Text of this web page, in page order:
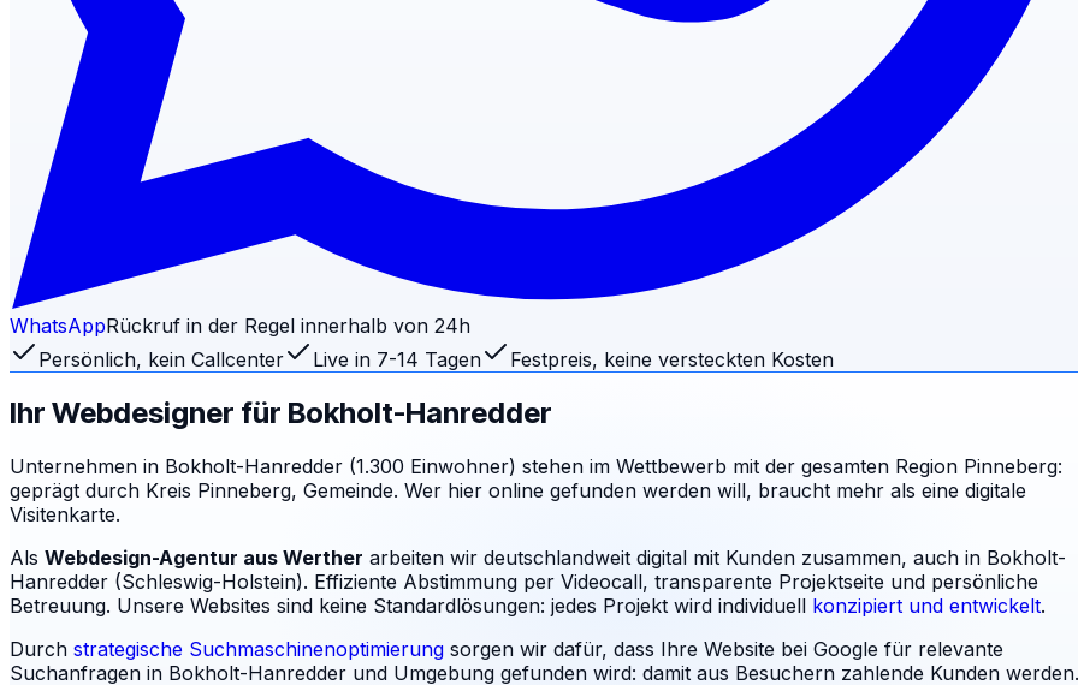
WhatsAppRückruf in der Regel innerhalb von 24h
Persönlich, kein Callcenter
Live in 7-14 Tagen Festpreis, keine versteckten Kosten
Ihr Webdesigner für Bokholt-Hanredder
Unternehmen in Bokholt-Hanredder (1.300 Einwohner) stehen im Wettbewerb mit der gesamten Region Pinneberg:
geprägt durch Kreis Pinneberg, Gemeinde. Wer hier online gefunden werden will, braucht mehr als eine digitale
Visitenkarte.
Als Webdesign-Agentur aus Werther arbeiten wir deutschlandweit digital mit Kunden zusammen, auch in Bokholt-
Hanredder (Schleswig-Holstein). Effiziente Abstimmung per Videocall, transparente Projektseite und persönliche
Betreuung. Unsere Websites sind keine Standardlösungen: jedes Projekt wird individuell konzipiert und entwickelt.
Durch strategische Suchmaschinenoptimierung sorgen wir dafür, dass Ihre Website bei Google für relevante
Suchanfragen in Bokholt-Hanredder und Umgebung gefunden wird: damit aus Besuchern zahlende Kunden werden.